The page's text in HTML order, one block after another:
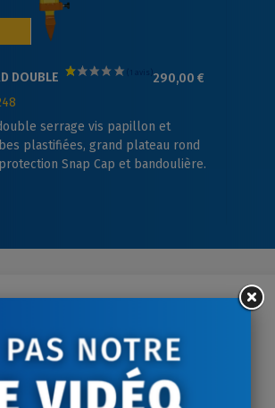
DOUBLE
290,00 €
serrage vis papillon et
plastifiées, grand plateau rond
Snap Cap et bandoulière.